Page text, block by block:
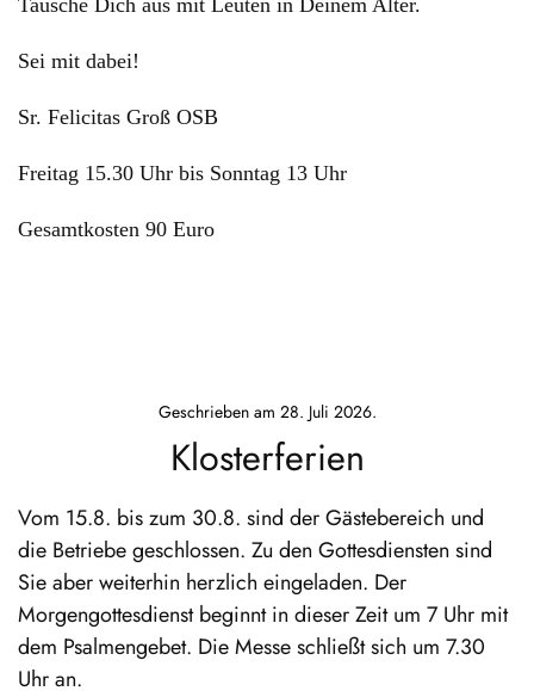
Sei mit dabei!
Sr. Felicitas Groß OSB
Freitag 15.30 Uhr bis Sonntag 13 Uhr
Gesamtkosten 90 Euro
Geschrieben am 28. Juli 2026.
Klosterferien
Vom 15.8. bis zum 30.8. sind der Gästebereich und
die Betriebe geschlossen. Zu den Gottesdiensten sind
Sie aber weiterhin herzlich eingeladen. Der
Morgengottesdienst beginnt in dieser Zeit um 7 Uhr mit
dem Psalmengebet. Die Messe schließt sich um 7.30
Uhr an.